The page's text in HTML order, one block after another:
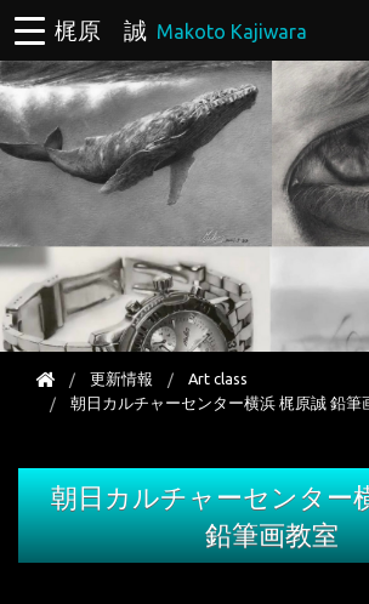
梶原 誠 Makoto Kajiwara
更新情報
Art class
朝日カルチャーセンター横浜 梶原誠 鉛筆
朝日カルチャーセンター
鉛筆画教室